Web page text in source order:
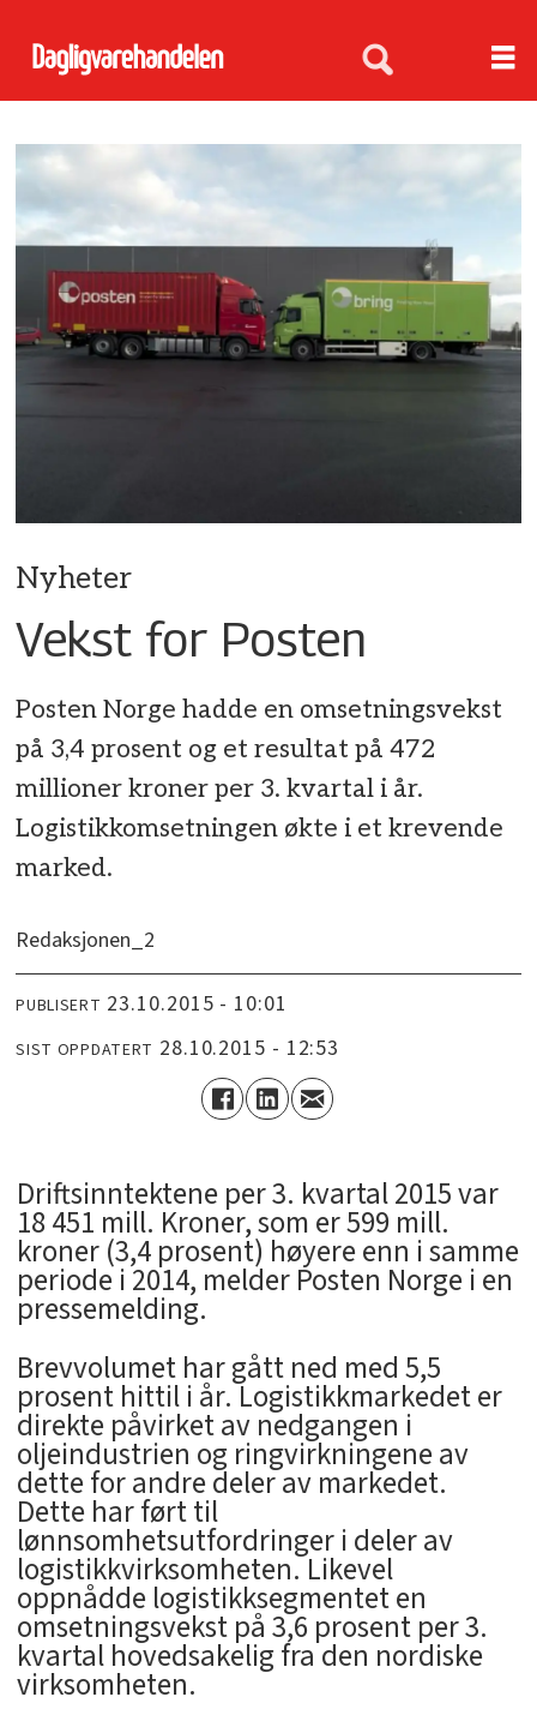
Nyheter
Vekst for Posten
Posten Norge hadde en omsetningsvekst
på 3,4 prosent og et resultat på 472
millioner kroner per 3. kvartal i år.
Logistikkomsetningen økte i et krevende
marked.
Redaksjonen_2
PUBLISERT 23.10.2015 - 10:01
SIST OPPDATERT 28.10.2015 - 12:53
Driftsinntektene per 3. kvartal 2015 var
18 451 mill. Kroner, som er 599 mill.
kroner (3,4 prosent) høyere enn i samme
periode i 2014, melder Posten Norge i en
pressemelding.
Brevvolumet har gått ned med 5,5
prosent hittil i år. Logistikkmarkedet er
direkte påvirket av nedgangen i
oljeindustrien og ringvirkningene av
dette for andre deler av markedet.
Dette har ført til
lønnsomhetsutfordringer i deler av
logistikkvirksomheten. Likevel
oppnådde logistikksegmentet en
omsetningsvekst på 3,6 prosent per 3.
kvartal hovedsakelig fra den nordiske
virksomheten.